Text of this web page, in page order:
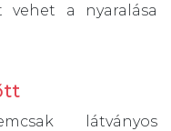
vehet a nyaralása
látványos